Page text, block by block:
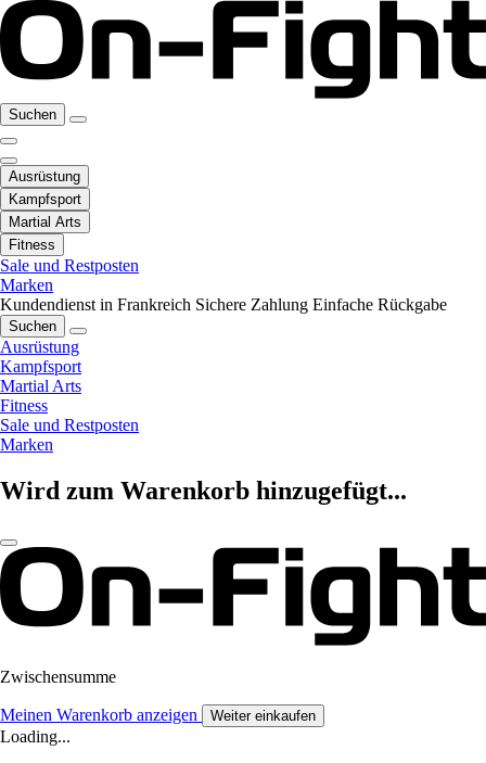
Suchen
Ausrüstung
Kampfsport
Martial Arts
Fitness
Sale und Restposten
Marken
Kundendienst in Frankreich Sichere Zahlung Einfache Rückgabe
Suchen
Ausrüstung
Kampfsport
Martial Arts
Fitness
Sale und Restposten
Marken
Wird zum Warenkorb hinzugefügt...
Zwischensumme
Meinen Warenkorb anzeigen Weiter einkaufen
Loading...